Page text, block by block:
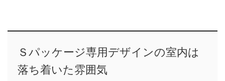
Ｓパッケージ専用デザインの室内は
落ち着いた雰囲気